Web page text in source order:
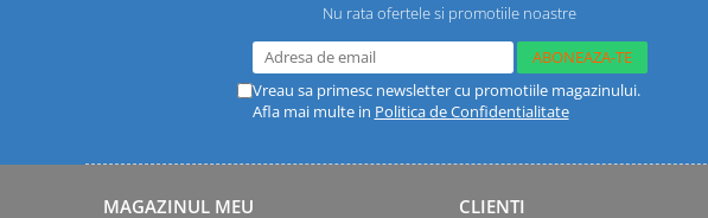
Nu rata ofertele si promotiile noastre
Vreau sa primesc newsletter cu promotiile magazinului.
Afla mai multe in Politica de Confidentialitate
MAGAZINUL MEU CLIENTI